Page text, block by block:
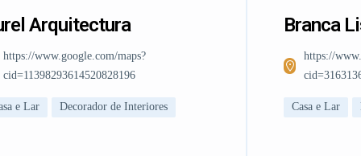
Arquitectura
https://www.google.com/maps?
cid=11398293614520828196
e Lar Decorador de Interiores
Branca
https://
Casa e Lar